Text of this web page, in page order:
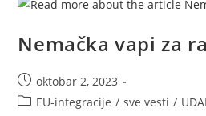
Nemačka vapi za
Post
published:
oktobar 2, 2023
PostEU-integracije / sve vesti /